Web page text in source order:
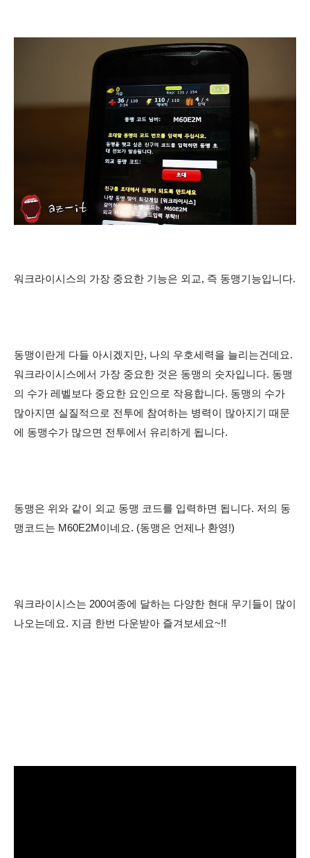
워크라이시스의 가장 중요한 기능은 외교, 즉 동맹기능입니다.
동맹이란게 다들 아시겠지만, 나의 우호세력을 늘리는건데요.
워크라이시스에서 가장 중요한 것은 동맹의 숫자입니다. 동맹
의 수가 레벨보다 중요한 요인으로 작용합니다. 동맹의 수가
많아지면 실질적으로 전투에 참여하는 병력이 많아지기 때문
에 동맹수가 많으면 전투에서 유리하게 됩니다.
동맹은 위와 같이 외교 동맹 코드를 입력하면 됩니다. 저의 동
맹코드는 M60E2M이네요. (동맹은 언제나 환영!)
워크라이시스는 200여종에 달하는 다양한 현대 무기들이 많이
나오는데요. 지금 한번 다운받아 즐겨보세요~!!